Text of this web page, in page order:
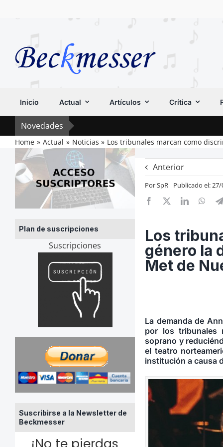
Inicio Actual Artículos Crítica
Novedades
Home Actual Noticias Los tribunales marcan como
Plan de suscripciones
Suscripciones
Suscribirse a la Newsletter de
Beckmesser
Anterior
PorSpR Publicado el:
Los
género la
Met de
La demanda de
por los tribunales
soprano y
el teatro
institución a causa